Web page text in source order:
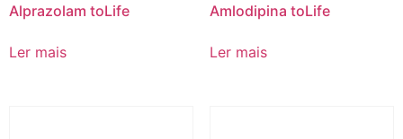
Alprazolam toLife
Ler mais
Amlodipina toLife
Ler mais